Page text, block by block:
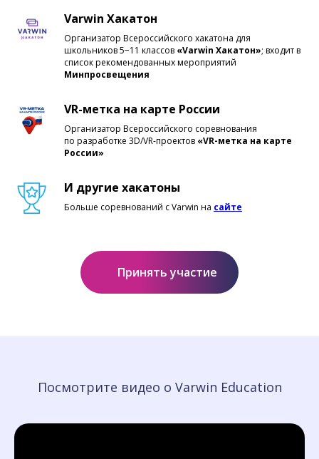
Varwin Хакатон
Организатор Всероссийского хакатона для
школьников 5−11 классов «Varwin Хакатон»; входит в
список рекомендованных мероприятий
Минпросвещения
VR-метка на карте России
Организатор Всероссийского соревнования
по разработке 3D/VR-проектов «VR-метка на карте
России»
И другие хакатоны
Больше соревнований с Varwin на сайте
Принять участие
Посмотрите видео о Varwin Education